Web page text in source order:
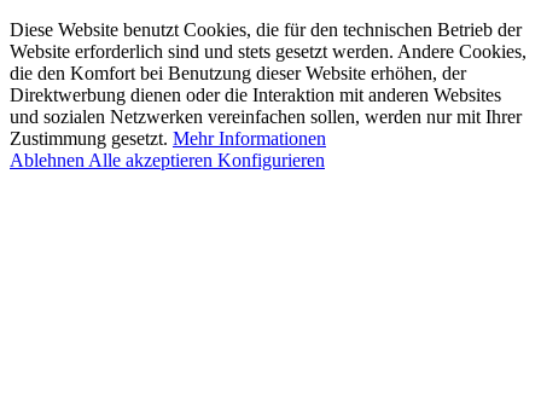
Diese Website benutzt Cookies, die für den technischen Betrieb der
Website erforderlich sind und stets gesetzt werden. Andere Cookies,
die den Komfort bei Benutzung dieser Website erhöhen, der
Direktwerbung dienen oder die Interaktion mit anderen Websites
und sozialen Netzwerken vereinfachen sollen, werden nur mit Ihrer
Zustimmung gesetzt. Mehr Informationen
Ablehnen Alle akzeptieren Konfigurieren